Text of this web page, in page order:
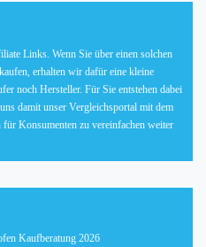
Links. Wenn Sie über einen solchen
erhalten wir dafür eine kleine
noch Hersteller. Für Sie entstehen dabei
damit unser Vergleichsportal mit dem
Konsumenten zu vereinfachen weiter
Kaufberatung 2026